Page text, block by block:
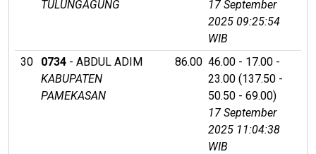
TULUNGAGUNG
17 September
2025 09:25:54
WIB
30
0734 - ABDUL ADIM
KABUPATEN
PAMEKASAN
86.00 46.00 - 17.00 -
23.00 (137.50 -
50.50 - 69.00)
17 September
2025 11:04:38
WIB